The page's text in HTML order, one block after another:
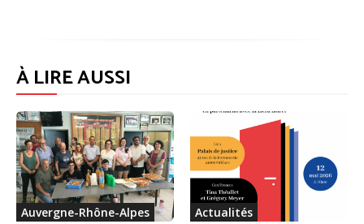
À LIRE AUSSI
Auvergne-Rhône-Alpes Actualités